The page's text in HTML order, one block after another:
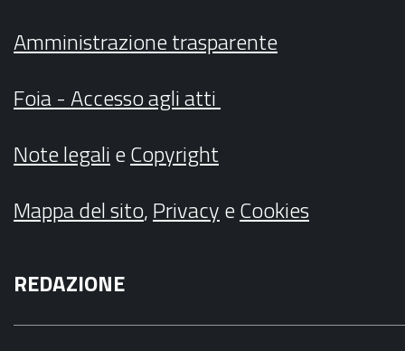
Amministrazione trasparente
Foia - Accesso agli atti
Note legalieCopyright
Mappa del sito,PrivacyeCookies
REDAZIONE